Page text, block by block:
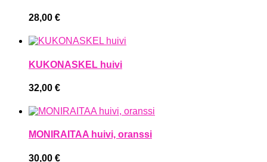
28,00 €
KUKONASKEL huivi
32,00 €
MONIRAITAA huivi, oranssi
30,00 €